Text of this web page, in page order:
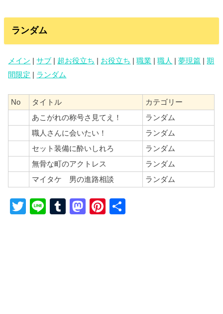
ランダム
メイン |サブ 超お役立ち お役立ち |職業 |職人 |夢現篇 |期
間限定
ランダム
No タイトル
カテゴリー
あこがれの称号さ見てえ！
ランダム
職人さんに会いたい！
ランダム
セット装備に酔いしれろ
ランダム
無骨な町のアクトレス
ランダム
マイタケ 男の進路相談
ランダム
T
Li
T
M
Pi